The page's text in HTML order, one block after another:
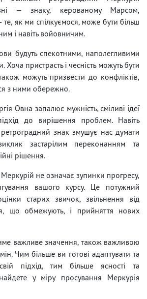
— знаку, керованому Марсом,
те, як ми спілкуємося, може бути більш
і навіть войовничим.
будуть спекотними, наполегливими
Хоча пристрасть і чесність можуть бути
можуть призвести до конфліктів,
з ними обережно.
Овна запалює мужність, сміливі ідеї
до вирішення проблем. Навіть
знак змушує нас думати
застарілим переконанням та
рішення.
не означає зупинки прогресу,
вашого курсу. Це потужний
старих звичок, звільнення від
що обмежують, і прийняття нових
важливе значення, також важливою
Чим більше ви готові адаптувати та
підхід, тим більше ясності та
у міру просування Меркурія